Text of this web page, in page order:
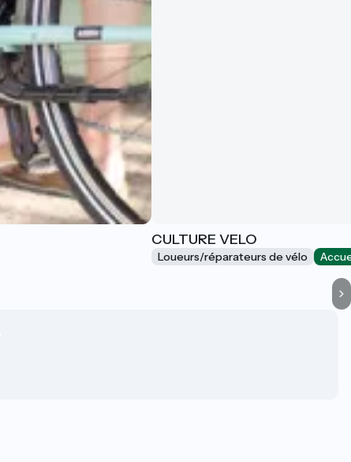
CULTURE VELO
Loueurs/réparateurs de vélo